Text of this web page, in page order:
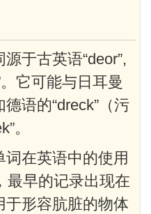
源于古英语“deor”,
它可能与日耳曼
语的“dreck”（污
。
词在英语中的使用
最早的记录出现在
于形容肮脏的物体